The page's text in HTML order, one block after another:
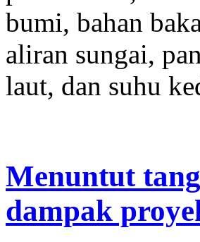
bumi, bahan
aliran sungai,
laut, dan suhu
Menuntut
dampak